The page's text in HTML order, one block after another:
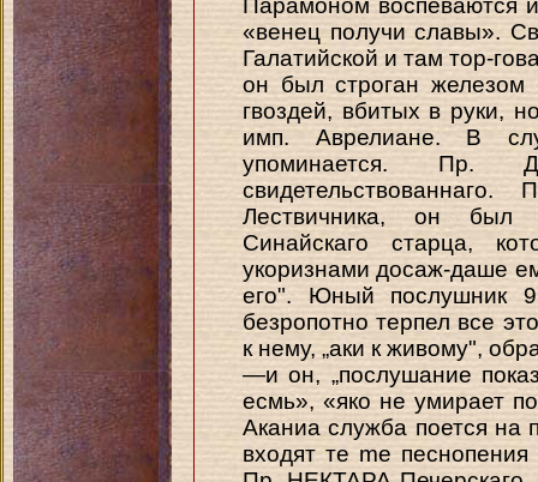
Парамоном воспеваются
«венец получи славы».
Галатийской и там тор-
он был строган железом
гвоздей, вбитых в руки,
имп. Аврелиане. В
упоминается. Пр.
Лествичника, он был
Синайскаго старца,
укоризнами досаж-даше
его". Юный послушник
безропотно терпел все
к нему, „аки к живому",
—и он, „послушание
есмь», «яко не умирает
Аканиа служба поется на
входят те me